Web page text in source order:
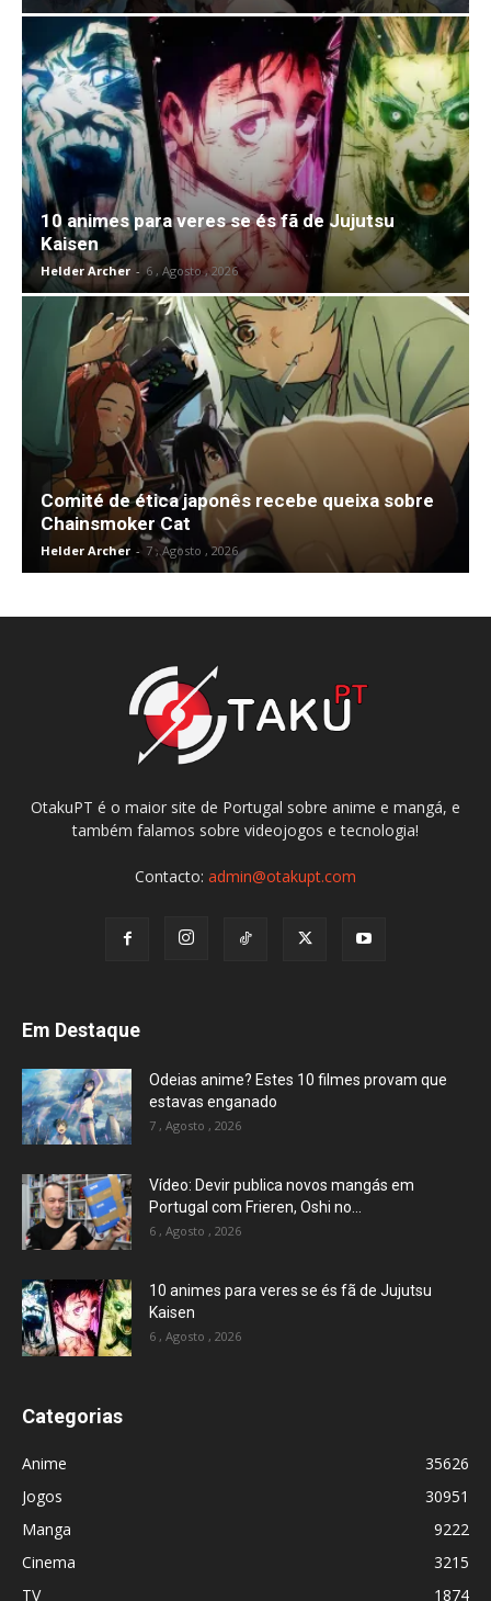
10 animes para veres se és fã de Jujutsu
Kaisen
Helder Archer - 6 , Agosto , 2026
Comité de ética japonês recebe queixa sobre
Chainsmoker Cat
Helder Archer - 7 , Agosto , 2026
OtakuPT é o maior site de Portugal sobre anime e mangá, e
também falamos sobre videojogos e tecnologia!
Contacto: admin@otakupt.com
Em Destaque
Odeias anime? Estes 10 filmes provam que
estavas enganado
7 , Agosto , 2026
Vídeo: Devir publica novos mangás em
Portugal com Frieren, Oshi no...
6 , Agosto , 2026
10 animes para veres se és fã de Jujutsu
Kaisen
6 , Agosto , 2026
Categorias
Anime
35626
Jogos
30951
Manga
9222
Cinema
3215
TV
1874